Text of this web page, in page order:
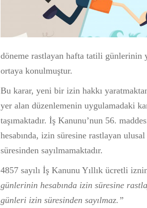
döneme rastlayan hafta tatili günlerinin
ortaya konulmuştur.
Bu karar, yeni bir izin hakkı
yer alan düzenlemenin uygulamadaki
taşımaktadır. İş Kanunu’nun 56.
hesabında, izin süresine rastlayan
süresinden sayılmamaktadır.
4857 sayılı İş Kanunu Yıllık ücretli
günlerinin hesabında izin süresine
günleri izin süresinden sayılmaz.”